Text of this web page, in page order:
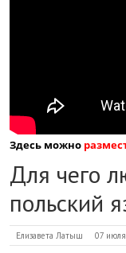
Здесь можно
Для чего
польский
Елизавета Латыш 07